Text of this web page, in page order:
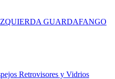
GUARDAFANGO
Retrovisores y Vidrios